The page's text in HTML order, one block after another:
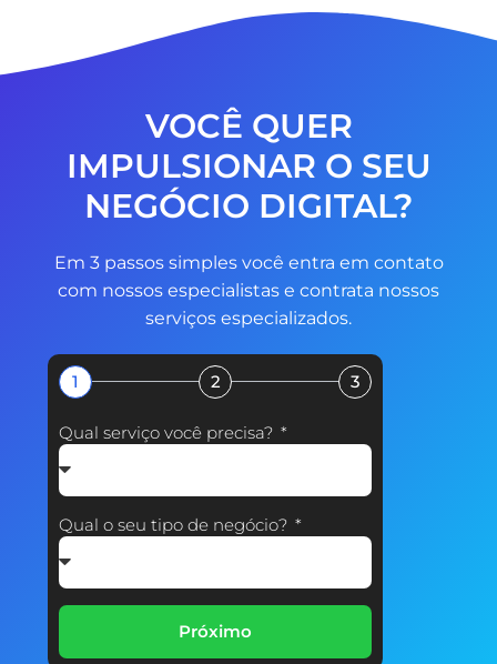
VOCÊ QUER
IMPULSIONAR O SEU
NEGÓCIO DIGITAL?
Em 3 passos simples você entra em contato
com nossos especialistas e contrata nossos
serviços especializados.
1 2 3
Qual serviço você precisa?
Qual o seu tipo de negócio?
Próximo